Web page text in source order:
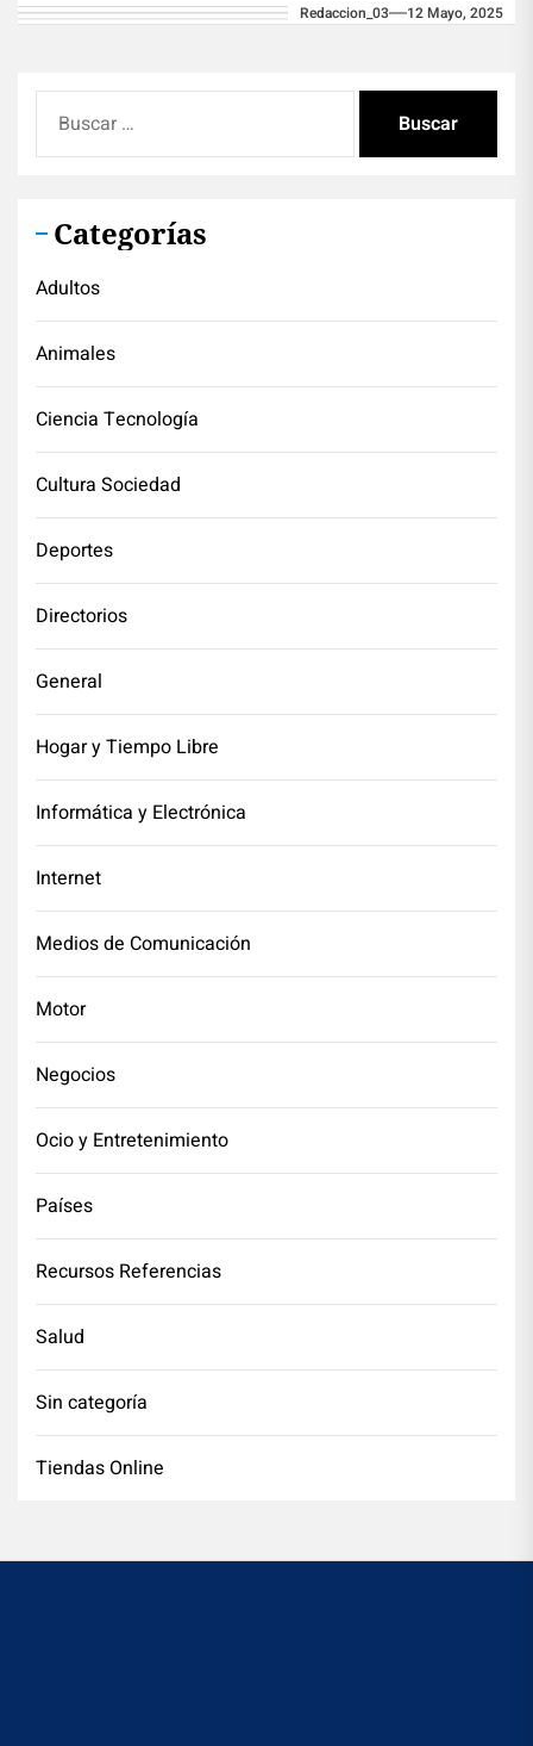
contexto, elegir...
Redaccion_03 12 Mayo, 2025
Categorías
Adultos
Animales
Ciencia Tecnología
Cultura Sociedad
Deportes
Directorios
General
Hogar y Tiempo Libre
Informática y Electrónica
Internet
Medios de Comunicación
Motor
Negocios
Ocio y Entretenimiento
Países
Recursos Referencias
Salud
Sin categoría
Tiendas Online